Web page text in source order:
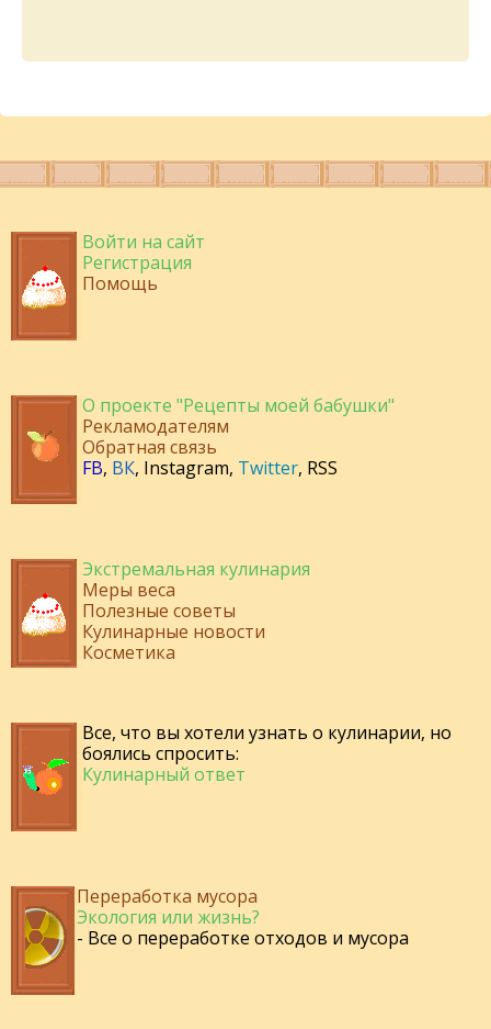
Войти на сайт
Регистрация
Помощь
О проекте "Рецепты моей бабушки"
Рекламодателям
Обратная связь
FB, ВК, Instagram, Twitter, RSS
Экстремальная кулинария
Меры веса
Полезные советы
Кулинарные новости
Косметика
Все, что вы хотели узнать о кулинарии, но
боялись спросить:
Кулинарный ответ
Переработка мусора
Экология или жизнь?
- Все о переработке отходов и мусора